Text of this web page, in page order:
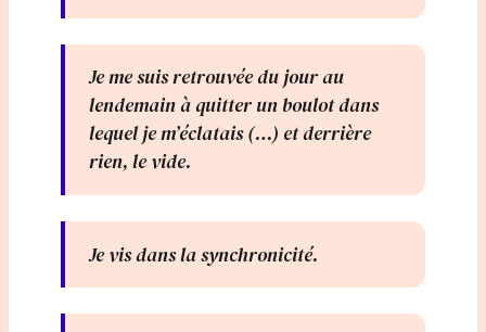
Je me suis retrouvée du jour au
lendemain à quitter un boulot dans
lequel je m’éclatais (…) et derrière
rien, le vide.
Je vis dans la synchronicité.